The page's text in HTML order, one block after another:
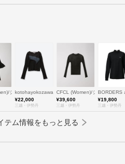
ル シーエフシーエル
kotohayokozawa (Women)/コトハ ヨコザワ
¥22,000
三越・伊勢丹
CFCL (Women)/シーエフシー
¥39,600
三越・伊勢丹
BORDERS
¥19,800
三越・伊勢丹
テム情報をもっと見る